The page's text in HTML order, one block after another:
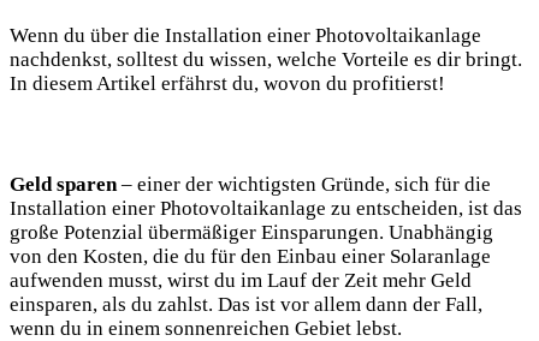
Wenn du über die⁣ Installation einer Photovoltaikanlage
nachdenkst, ⁤solltest du wissen, welche‌ Vorteile ‍es dir ⁢bringt.⁣
In diesem ‌Artikel ⁢erfährst du, wovon du profitierst!
Geld sparen – einer ‍der wichtigsten Gründe, sich für ⁢die
Installation einer Photovoltaikanlage⁣ zu entscheiden, ist das
große Potenzial übermäßiger Einsparungen. ​Unabhängig
von den Kosten, die du für den Einbau ‌einer Solaranlage
aufwenden musst, wirst du ⁣im Lauf⁣ der Zeit ​mehr Geld
einsparen, als du ​zahlst. Das ist vor allem dann ‌der ⁣Fall,‌
wenn du in ‍einem sonnenreichen Gebiet ⁣lebst.